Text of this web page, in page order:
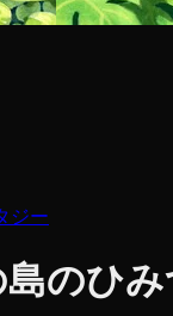
ジー
のひ